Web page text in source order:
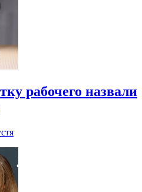
рабочего назвали